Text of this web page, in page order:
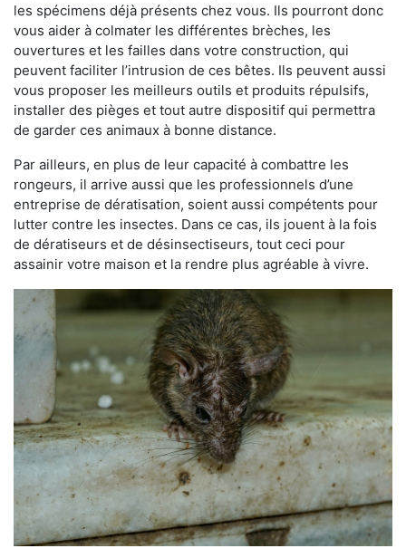
les spécimens déjà présents chez vous. Ils pourront donc
vous aider à colmater les différentes brèches, les
ouvertures et les failles dans votre construction, qui
peuvent faciliter l’intrusion de ces bêtes. Ils peuvent aussi
vous proposer les meilleurs outils et produits répulsifs,
installer des pièges et tout autre dispositif qui permettra
de garder ces animaux à bonne distance.
Par ailleurs, en plus de leur capacité à combattre les
rongeurs, il arrive aussi que les professionnels d’une
entreprise de dératisation, soient aussi compétents pour
lutter contre les insectes. Dans ce cas, ils jouent à la fois
de dératiseurs et de désinsectiseurs, tout ceci pour
assainir votre maison et la rendre plus agréable à vivre.